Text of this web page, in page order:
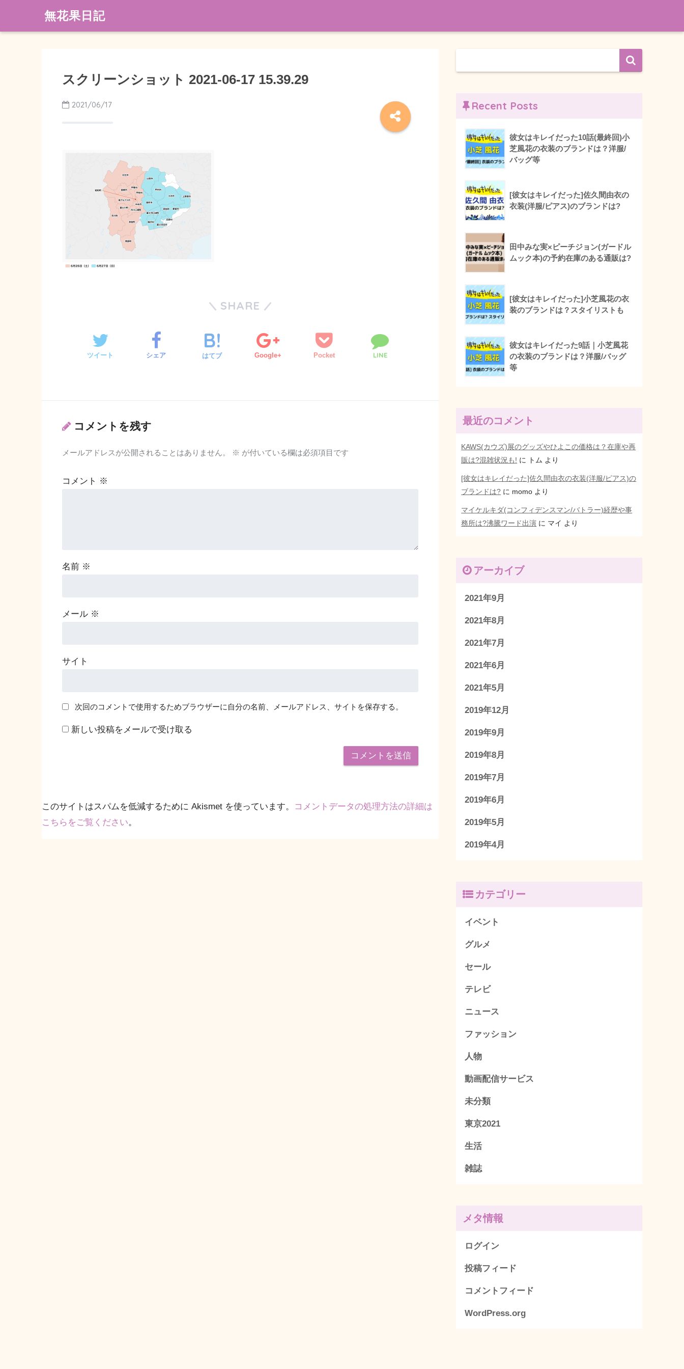
無花果日記
スクリーンショット 2021-06-17 15.39.29
2021/06/17
SHARE
ツイート シェア はてブ Google+ Pocket LINE
コメントを残す
メールアドレスが公開されることはありません。 ※ が付いている欄は必須項目です
コメント ※
名前 ※
メール ※
サイト
次回のコメントで使用するためブラウザーに自分の名前、メールアドレス、サイトを保存する。
新しい投稿をメールで受け取る
このサイトはスパムを低減するために Akismet を使っています。
コメントデータの処理方法の詳細は
こちらをご覧ください。
Recent Posts
彼女はキレイだった10話(最終回)小
芝風花の衣装のブランドは？洋服/
バッグ等
[彼女はキレイだった]佐久間由衣の
衣装(洋服/ピアス)のブランドは?
田中みな実×ピーチジョン(ガードル
ムック本)の予約在庫のある通販は?
[彼女はキレイだった]小芝風花の衣
装のブランドは？スタイリストも
彼女はキレイだった9話｜小芝風花
の衣装のブランドは？洋服/バッグ
等
最近のコメント
KAWS(カウズ)展のグッズやひよこの価格は？在庫や再
販は?混雑状況も! に トム より
[彼女はキレイだった]佐久間由衣の衣装(洋服/ピアス)の
ブランドは? に momo より
マイケルキダ(コンフィデンスマン/バトラー)経歴や事
務所は?沸騰ワード出演 に マイ より
アーカイブ
2021年9月
2021年8月
2021年7月
2021年6月
2021年5月
2019年12月
2019年9月
2019年8月
2019年7月
2019年6月
2019年5月
2019年4月
カテゴリー
イベント
グルメ
セール
テレビ
ニュース
ファッション
人物
動画配信サービス
未分類
東京2021
生活
雑誌
メタ情報
ログイン
投稿フィード
コメントフィード
WordPress.org